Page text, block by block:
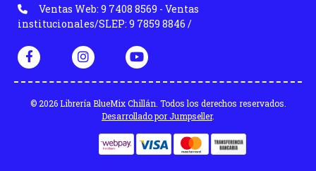
Ventas Web: 9 7408 8569 - Ventas
institucionales/SLEP: 9 7859 8846 /
© 2026 Librería BlueMix Chillán. Todos los derechos reservados.
Desarrollado por Jumpseller.